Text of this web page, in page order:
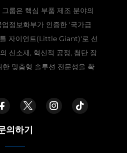
룹은 핵심 부품 제조 분야의
정보화부가 인증한 '국가급
자이언트(Little Giant)'로 선
신소재, 혁신적 공정, 첨단 장
맞춤형 솔루션 전문성을 확
의하기